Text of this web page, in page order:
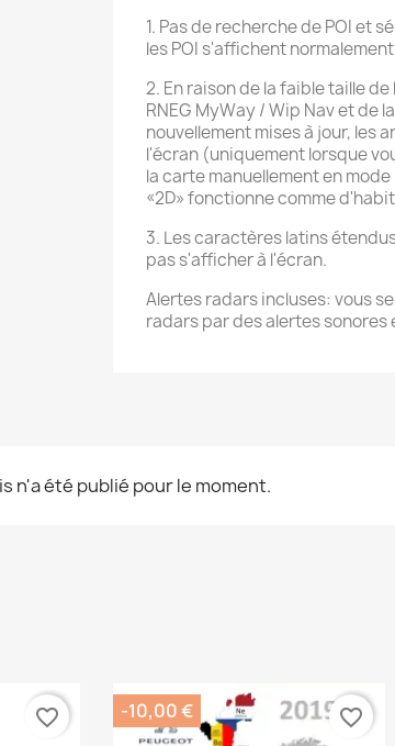
1. Pas de recherche de POI et
les POI s'affichent
2. En raison de la faible taille
RNEG MyWay / Wip Nav et de
nouvellement mises à jour, les
l'écran (uniquement lorsque
la carte manuellement en
«2D» fonctionne comme
3. Les caractères latins étendus
pas s'afficher à l'écran.
Alertes radars incluses: vous
radars par des alertes sonores
n'a été publié pour le moment.
favorite_border -10,00 € favorite_border